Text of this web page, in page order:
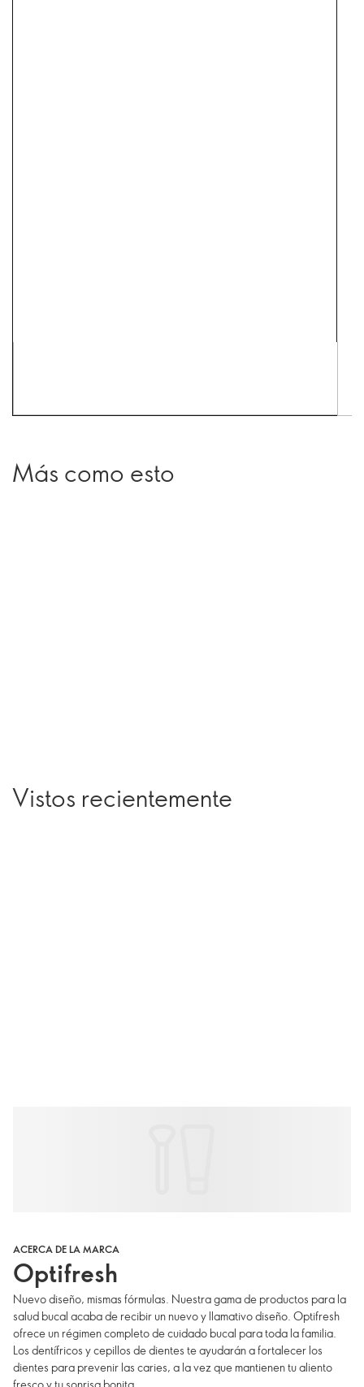
Más como esto
Vistos recientemente
ACERCA DE LA MARCA
Optifresh
Nuevo diseño, mismas fórmulas. Nuestra gama de productos para la
salud bucal acaba de recibir un nuevo y llamativo diseño. Optifresh
ofrece un régimen completo de cuidado bucal para toda la familia.
Los dentífricos y cepillos de dientes te ayudarán a fortalecer los
dientes para prevenir las caries, a la vez que mantienen tu aliento